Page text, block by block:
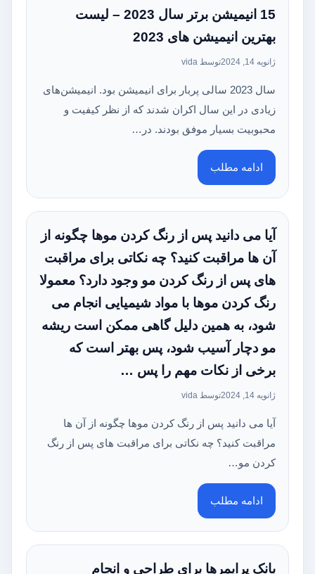
15 انیمیشن برتر سال 2023 – لیست
بهترین انیمیشن های 2023
ژانویه 14, 2024 توسط vida
سال 2023 سالی پربار برای انیمیشن بود. انیمیشن‌های
زیادی در این سال اکران شدند که از نظر کیفیت و
محبوبیت بسیار موفق بودند. در…
ادامه مطلب
آیا می‌ دانید پس از رنگ کردن موها چگونه از
آن ها مراقبت کنید؟ چه نکاتی برای مراقبت‌
های پس از رنگ کردن مو وجود دارد؟ معمولا
رنگ کردن موها با مواد شیمیایی انجام می‌
شود، به همین دلیل گاهی ممکن است ریشه
مو دچار آسیب شود، پس بهتر است که
برخی از نکات مهم را پس …
ژانویه 14, 2024 توسط vida
آیا می‌ دانید پس از رنگ کردن موها چگونه از آن ها
مراقبت کنید؟ چه نکاتی برای مراقبت‌ های پس از رنگ
کردن مو…
ادامه مطلب
بانک پرایمرها برای طراحی و انجام